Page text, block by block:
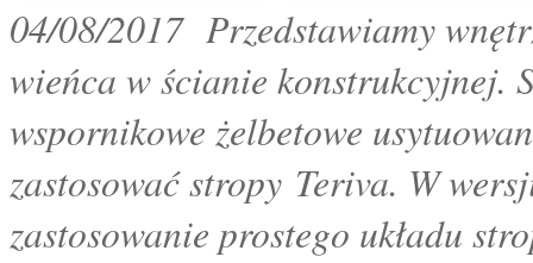
04/08/2017 Przedstawiamy
wieńca w ścianie konstrukcyjnej.
wspornikowe żelbetowe
zastosować stropy Teriva. W
zastosowanie prostego układu